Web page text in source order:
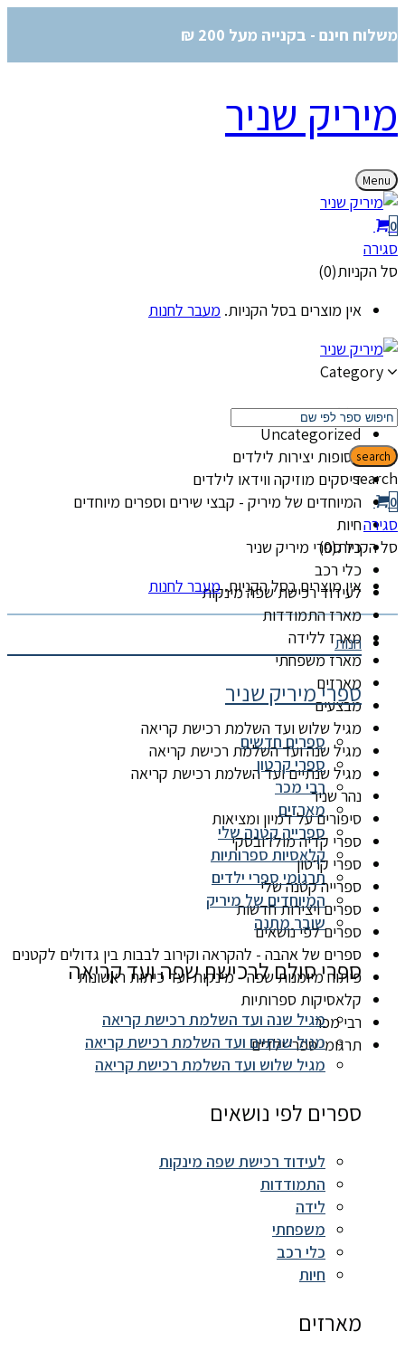
משלוח חינם - בקנייה מעל 200 ₪
מיריק שניר
Menu
0
סגירה
סל הקניות(0)
אין מוצרים בסל הקניות. מעבר לחנות
Category
קטגוריות
Uncategorized
אסופות יצירות לילדים
דיסקים מוזיקה ווידאו לילדים
המיוחדים של מיריק - קבצי שירים וספרים מיוחדים
חיות
כל ספרי מיריק שניר
כלי רכב
לעידוד רכישת שפה מינקות
מארז התמודדות
מארז ללידה
מארז משפחתי
מארזים
מבצעים
מגיל שלוש ועד השלמת רכישת קריאה
מגיל שנה ועד השלמת רכישת קריאה
מגיל שנתיים ועד השלמת רכישת קריאה
נהר שניר
סיפורים על דמיון ומציאות
ספרי קדיה מולדובסקי
ספרי קרטון
ספרייה קטנה שלי
ספרים ויצירות חדשות
ספרים לפי נושאים
ספרים של אהבה - להקראה וקירוב לבבות בין גדולים לקטנים
פיתוח מיומנות שפה - מינקות ועד כיתות ראשונות
קלאסיקות ספרותיות
רבי מכר
תרגומי ספרי ילדים
search
search
0
סגירה
סל הקניות(0)
אין מוצרים בסל הקניות. מעבר לחנות
חנות
ספרי מיריק שניר
ספרים חדשים
ספרי קרטון
רבי מכר
מארזים
ספרייה קטנה שלי
קלאסיות ספרותיות
תרגומי ספרי ילדים
המיוחדים של מיריק
שובר מתנה
ספרי סולם לרכישת שפה ועד קריאה
מגיל שנה ועד השלמת רכישת קריאה
מגיל שנתיים ועד השלמת רכישת קריאה
מגיל שלוש ועד השלמת רכישת קריאה
ספרים לפי נושאים
לעידוד רכישת שפה מינקות
התמודדות
לידה
משפחתי
כלי רכב
חיות
מארזים